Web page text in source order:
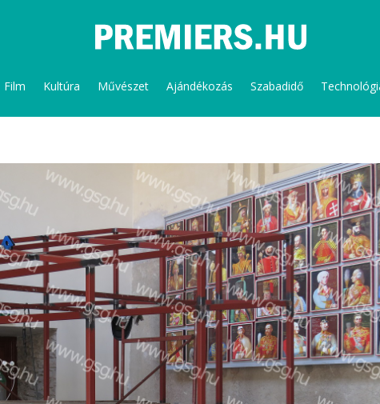
Film Kultúra Művészet Ajándékozás Szabadidő